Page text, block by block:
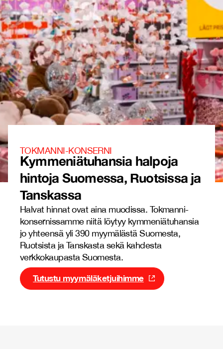
TOKMANNI-KONSERNI
Kymmeniätuhansia halpoja
hintoja Suomessa, Ruotsissa ja
Tanskassa
Halvat hinnat ovat aina muodissa. Tokmanni-
konsernissamme niitä löytyy kymmeniätuhansia
jo yhteensä yli 390 myymälästä Suomesta,
Ruotsista ja Tanskasta sekä kahdesta
verkkokaupasta Suomesta.
Tutustu myymäläketjuihimme